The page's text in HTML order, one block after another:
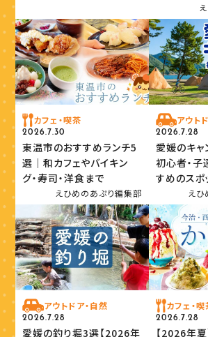
カフェ・喫茶
2026.7.30
東温市のおすすめランチ5
選｜和カフェやバイキン
グ・寿司・洋食まで
えひめのあぷり編集部
アウト
2026.7.28
愛媛のキャ
初心者・子
すめのスポ
え
アウトドア・自然
2026.7.28
愛媛の釣り堀3選【2026年
カフェ・喫
2026.7.28
【2026年夏